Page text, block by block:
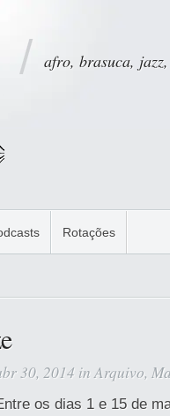
afro, brasuca,
Rotações
30, 2014 inArquivo,
os dias 1 e 15 de